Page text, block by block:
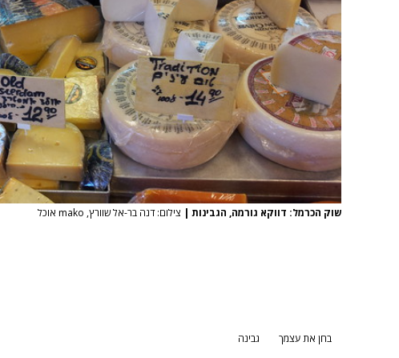
שוק הכרמל: דווקא גורמה, הגבינות | צילום: דנה בר-אל שוורץ, mako אוכל
בחן את עצמך גבינה